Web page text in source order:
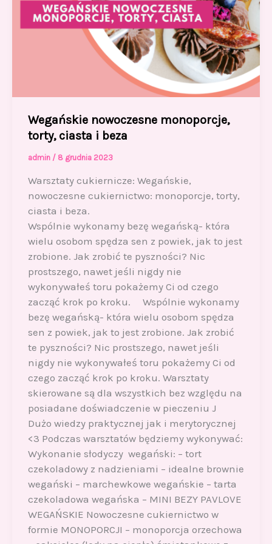
Wegańskie nowoczesne monoporcje,
torty, ciasta i beza
admin / 8 grudnia 2023
Warsztaty cukiernicze: Wegańskie,
nowoczesne cukiernictwo: monoporcje, torty,
ciasta i beza.
Wspólnie wykonamy bezę wegańską- która
wielu osobom spędza sen z powiek, jak to jest
zrobione. Jak zrobić te pyszności? Nic
prostszego, nawet jeśli nigdy nie
wykonywałeś toru pokażemy Ci od czego
zacząć krok po kroku. Wspólnie wykonamy
bezę wegańską- która wielu osobom spędza
sen z powiek, jak to jest zrobione. Jak zrobić
te pyszności? Nic prostszego, nawet jeśli
nigdy nie wykonywałeś toru pokażemy Ci od
czego zacząć krok po kroku. Warsztaty
skierowane są dla wszystkich bez względu na
posiadane doświadczenie w pieczeniu J
Dużo wiedzy praktycznej jak i merytorycznej
<3 Podczas warsztatów będziemy wykonywać:
Wykonanie słodyczy wegański: – tort
czekoladowy z nadzieniami – idealne brownie
wegański – marchewkowe wegańskie – tarta
czekoladowa wegańska – MINI BEZY PAVLOVE
WEGAŃSKIE Nowoczesne cukiernictwo w
formie MONOPORCJI – monoporcja orzechowa